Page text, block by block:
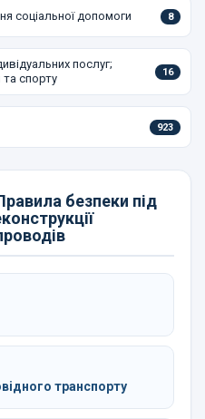
соціальної допомоги 8
послуг;
та спорту
16
923
безпеки під
транспорту